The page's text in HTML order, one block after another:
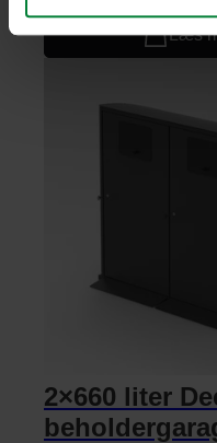
Læs
2×660 liter